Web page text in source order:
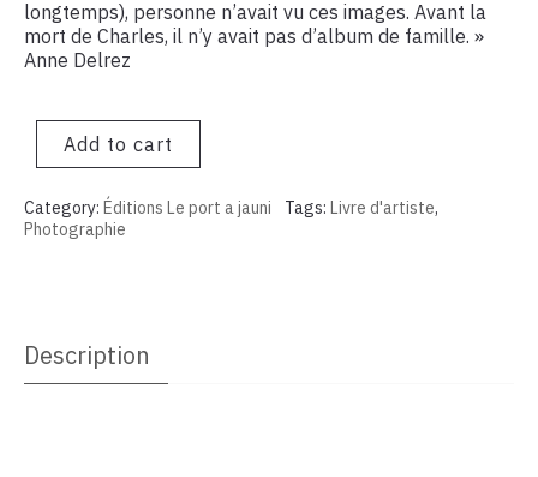
longtemps), personne n’avait vu ces images. Avant la
mort de Charles, il n’y avait pas d’album de famille. »
Anne Delrez
Add to cart
Category: Éditions Le port a jauni Tags: Livre d'artiste,
Photographie
Description